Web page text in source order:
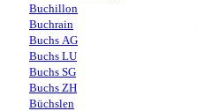
Buchillon
Buchrain
Buchs AG
Buchs LU
Buchs SG
Buchs ZH
Büchslen